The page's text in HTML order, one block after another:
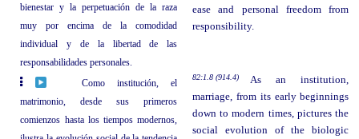
bienestar y la perpetuación de la raza
muy por encima de la comodidad
individual y de la libertad de las
responsabilidades personales.
ease and personal freedom from
responsibility.
Como institución, el
matrimonio, desde sus primeros
comienzos hasta los tiempos modernos,
82:1.8 (914.4)
As an institution,
marriage, from its early beginnings
down to modern times, pictures the
social evolution of the biologic